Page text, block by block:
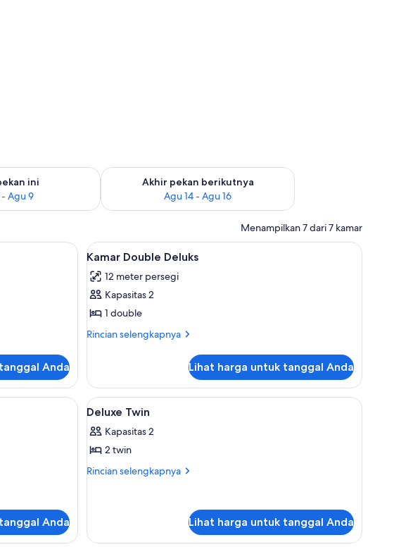
ini
Agu 9
untuk akhir pekan ini Agu 7 - Agu 9
Akhir pekan berikutnya
Agu 14 - Agu 16
Periksa ketersediaan untuk akhir pekan berikutnya Agu 14 -
Menampilkan 7 dari 7 kamar
dan seprai linen
Anda
Lihat
semua
foto
untuk
Kamar
Double
Tirai kedap cahaya dan seprai linen
5
Kamar Double Deluks
12 meter persegi
Kapasitas 2
1 double
Rincian selengkapnya
Rincian
Kamar
Double
Deluks
Lihat harga untuk tanggal Anda
dan seprai linen
Anda
Lihat
semua
foto
untuk
Deluxe
Tirai kedap cahaya dan seprai linen
4
Deluxe Twin
Kapasitas 2
2 twin
Rincian selengkapnya
Rincian
Twin
Lihat harga untuk tanggal Anda